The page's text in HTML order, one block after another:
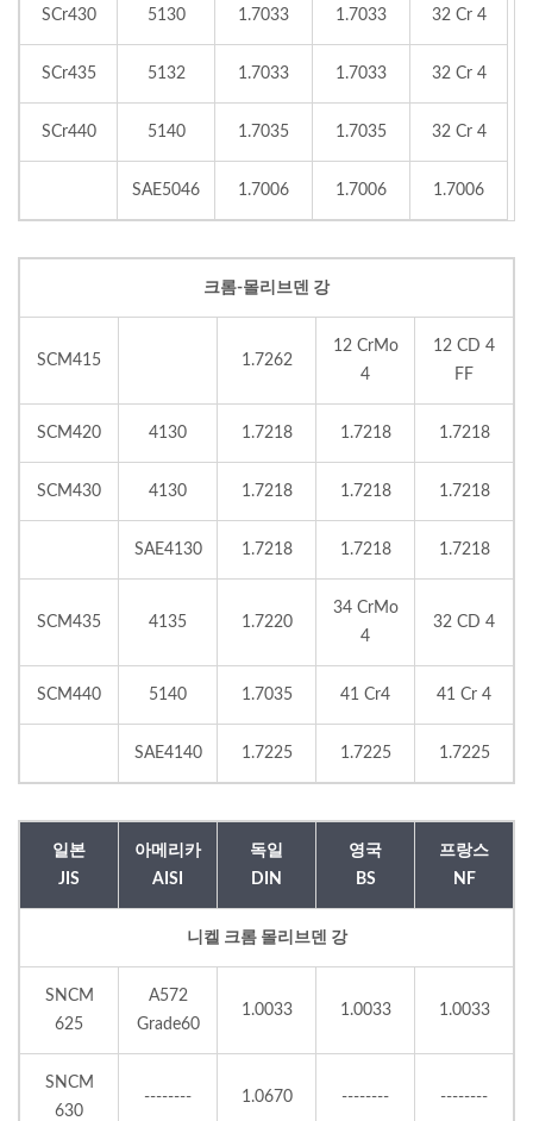
SCr430 5130 1.7033 1.7033 32 Cr 4
SCr435 5132 1.7033 1.7033 32 Cr 4
SCr440 5140 1.7035 1.7035 32 Cr 4
SAE5046 1.7006 1.7006 1.7006
크롬-몰리브덴 강
SCM415 1.7262
12 CrMo
4
12 CD 4
FF
SCM420 4130 1.7218 1.7218 1.7218
SCM430 4130 1.7218 1.7218 1.7218
SAE4130 1.7218 1.7218 1.7218
SCM435 4135 1.7220
34 CrMo
4
32 CD 4
SCM440 5140 1.7035 41 Cr4 41 Cr 4
SAE4140 1.7225 1.7225 1.7225
일본
JIS
아메리카
AISI
독일
DIN
영국
BS
프랑스
NF
니켈 크롬 몰리브덴 강
SNCM
625
A572
Grade60
1.0033 1.0033 1.0033
SNCM
630
-------- 1.0670 -------- --------